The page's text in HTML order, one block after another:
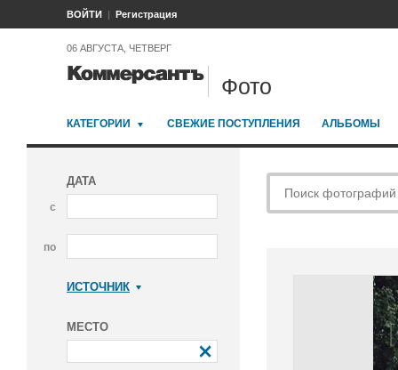
ВОЙТИ Регистрация
06 АВГУСТА, ЧЕТВЕРГ
Фото
КАТЕГОРИИ СВЕЖИЕ ПОСТУПЛЕНИЯ АЛЬБОМЫ
ДАТА
с
по
ИСТОЧНИК
МЕСТО